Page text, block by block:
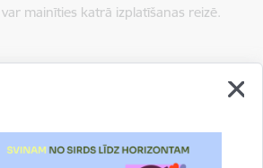
mainīties katrā izplatīšanas reizē.
Vēstis" izdevumi